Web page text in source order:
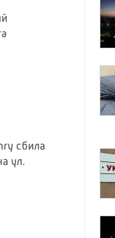
сбила
ул.